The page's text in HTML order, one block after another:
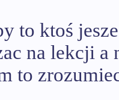
to ktoś
na lekcji a
to